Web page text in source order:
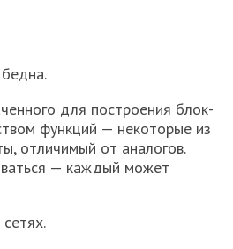
для построения блок-
функций — некоторые из
отличимый от аналогов.
— каждый может